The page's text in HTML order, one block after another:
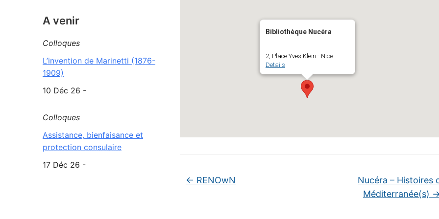
A venir
Colloques
L’invention de Marinetti (1876-
1909)
10 Déc 26 -
Colloques
Assistance, bienfaisance et
protection consulaire
17 Déc 26 -
Bibliothèque Nucéra
2, Place Yves Klein - Nice
Details
← RENOwN
Nucéra – Histoires
Méditerranée(s)